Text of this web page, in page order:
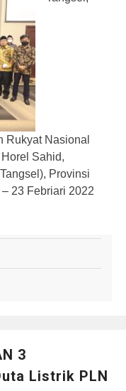
Rukyat Nasional
Sahid,
Provinsi
23 Febriari 2022
3
Listrik PLN